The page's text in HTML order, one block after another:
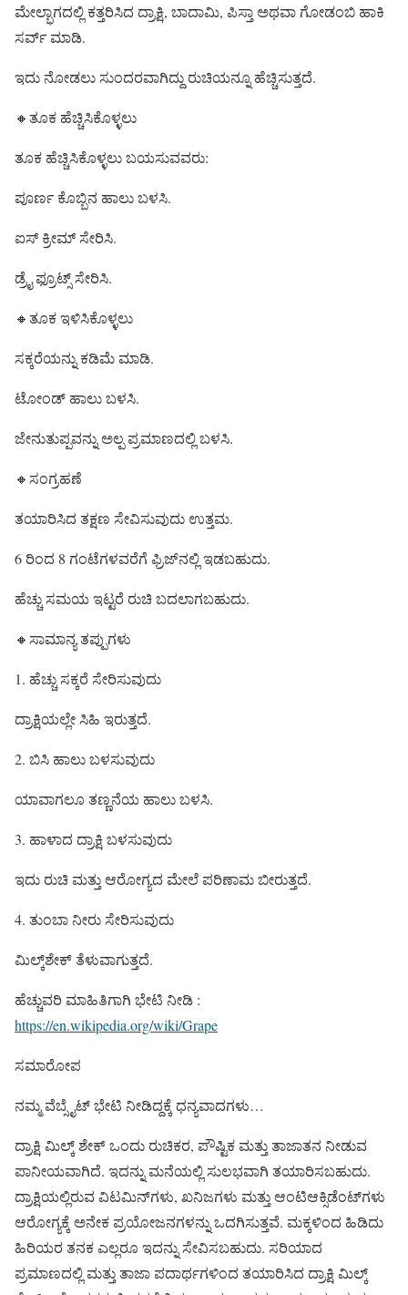
ಮೇಲ್ಭಾಗದಲ್ಲಿ ಕತ್ತರಿಸಿದ ದ್ರಾಕ್ಷಿ, ಬಾದಾಮಿ, ಪಿಸ್ತಾ ಅಥವಾ ಗೋಡಂಬಿ ಹಾಕಿ
ಸರ್ವ್ ಮಾಡಿ.
ಇದು ನೋಡಲು ಸುಂದರವಾಗಿದ್ದು ರುಚಿಯನ್ನೂ ಹೆಚ್ಚಿಸುತ್ತದೆ.
🔸ತೂಕ ಹೆಚ್ಚಿಸಿಕೊಳ್ಳಲು
ತೂಕ ಹೆಚ್ಚಿಸಿಕೊಳ್ಳಲು ಬಯಸುವವರು:
ಪೂರ್ಣ ಕೊಬ್ಬಿನ ಹಾಲು ಬಳಸಿ.
ಐಸ್ ಕ್ರೀಮ್ ಸೇರಿಸಿ.
ಡ್ರೈ ಫ್ರೂಟ್ಸ್ ಸೇರಿಸಿ.
🔸ತೂಕ ಇಳಿಸಿಕೊಳ್ಳಲು
ಸಕ್ಕರೆಯನ್ನು ಕಡಿಮೆ ಮಾಡಿ.
ಟೋಂಡ್ ಹಾಲು ಬಳಸಿ.
ಜೇನುತುಪ್ಪವನ್ನು ಅಲ್ಪ ಪ್ರಮಾಣದಲ್ಲಿ ಬಳಸಿ.
🔸ಸಂಗ್ರಹಣೆ
ತಯಾರಿಸಿದ ತಕ್ಷಣ ಸೇವಿಸುವುದು ಉತ್ತಮ.
6 ರಿಂದ 8 ಗಂಟೆಗಳವರೆಗೆ ಫ್ರಿಜ್‌ನಲ್ಲಿ ಇಡಬಹುದು.
ಹೆಚ್ಚು ಸಮಯ ಇಟ್ಟರೆ ರುಚಿ ಬದಲಾಗಬಹುದು.
🔸ಸಾಮಾನ್ಯ ತಪ್ಪುಗಳು
1. ಹೆಚ್ಚು ಸಕ್ಕರೆ ಸೇರಿಸುವುದು
ದ್ರಾಕ್ಷಿಯಲ್ಲೇ ಸಿಹಿ ಇರುತ್ತದೆ.
2. ಬಿಸಿ ಹಾಲು ಬಳಸುವುದು
ಯಾವಾಗಲೂ ತಣ್ಣನೆಯ ಹಾಲು ಬಳಸಿ.
3. ಹಾಳಾದ ದ್ರಾಕ್ಷಿ ಬಳಸುವುದು
ಇದು ರುಚಿ ಮತ್ತು ಆರೋಗ್ಯದ ಮೇಲೆ ಪರಿಣಾಮ ಬೀರುತ್ತದೆ.
4. ತುಂಬಾ ನೀರು ಸೇರಿಸುವುದು
ಮಿಲ್ಕ್‌ಶೇಕ್ ತೆಳುವಾಗುತ್ತದೆ.
ಹೆಚ್ಚುವರಿ ಮಾಹಿತಿಗಾಗಿ ಭೇಟಿ ನೀಡಿ :
https://en.wikipedia.org/wiki/Grape
ಸಮಾರೋಪ
ನಮ್ಮ ವೆಬ್ಸೈಟ್ ಭೇಟಿ ನೀಡಿದ್ದಕ್ಕೆ ಧನ್ಯವಾದಗಳು…
ದ್ರಾಕ್ಷಿ ಮಿಲ್ಕ್‌ ಶೇಕ್ ಒಂದು ರುಚಿಕರ, ಪೌಷ್ಟಿಕ ಮತ್ತು ತಾಜಾತನ ನೀಡುವ
ಪಾನೀಯವಾಗಿದೆ. ಇದನ್ನು ಮನೆಯಲ್ಲಿ ಸುಲಭವಾಗಿ ತಯಾರಿಸಬಹುದು.
ದ್ರಾಕ್ಷಿಯಲ್ಲಿರುವ ವಿಟಮಿನ್‌ಗಳು, ಖನಿಜಗಳು ಮತ್ತು ಆಂಟಿಆಕ್ಸಿಡೆಂಟ್‌ಗಳು
ಆರೋಗ್ಯಕ್ಕೆ ಅನೇಕ ಪ್ರಯೋಜನಗಳನ್ನು ಒದಗಿಸುತ್ತವೆ. ಮಕ್ಕಳಿಂದ ಹಿಡಿದು
ಹಿರಿಯರ ತನಕ ಎಲ್ಲರೂ ಇದನ್ನು ಸೇವಿಸಬಹುದು. ಸರಿಯಾದ
ಪ್ರಮಾಣದಲ್ಲಿ ಮತ್ತು ತಾಜಾ ಪದಾರ್ಥಗಳಿಂದ ತಯಾರಿಸಿದ ದ್ರಾಕ್ಷಿ ಮಿಲ್ಕ್‌